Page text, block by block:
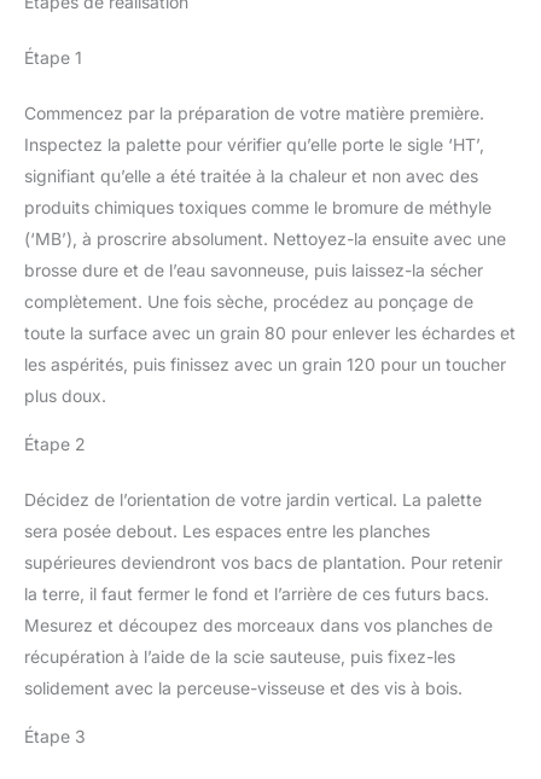
Étape 1
Commencez par la préparation de votre matière première.
Inspectez la palette pour vérifier qu’elle porte le sigle ‘HT’,
signifiant qu’elle a été traitée à la chaleur et non avec des
produits chimiques toxiques comme le bromure de méthyle
(‘MB’), à proscrire absolument. Nettoyez-la ensuite avec une
brosse dure et de l’eau savonneuse, puis laissez-la sécher
complètement. Une fois sèche, procédez au ponçage de
toute la surface avec un grain 80 pour enlever les échardes et
les aspérités, puis finissez avec un grain 120 pour un toucher
plus doux.
Étape 2
Décidez de l’orientation de votre jardin vertical. La palette
sera posée debout. Les espaces entre les planches
supérieures deviendront vos bacs de plantation. Pour retenir
la terre, il faut fermer le fond et l’arrière de ces futurs bacs.
Mesurez et découpez des morceaux dans vos planches de
récupération à l’aide de la scie sauteuse, puis fixez-les
solidement avec la perceuse-visseuse et des vis à bois.
Étape 3